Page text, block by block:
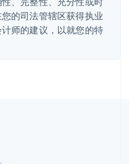
的司法管辖区获得执业
师的建议，以就您的特